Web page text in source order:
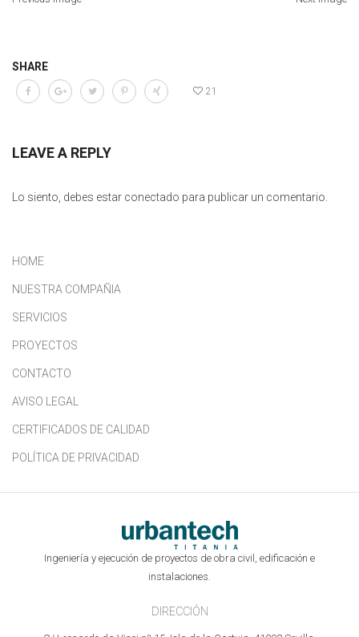
SHARE
21
LEAVE A REPLY
Lo siento, debes estar conectado para publicar un comentario.
HOME
NUESTRA COMPAÑIA
SERVICIOS
PROYECTOS
CONTACTO
AVISO LEGAL
CERTIFICADOS DE CALIDAD
POLÍTICA DE PRIVACIDAD
Ingeniería y ejecución de proyectos de obra civil, edificación e
instalaciones.
DIRECCIÓN